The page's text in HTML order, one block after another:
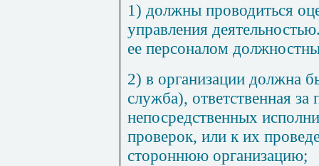
1) должны проводиться
управления
ее персоналом
2) в организации должна
служба), ответственная
непосредственных
проверок, или к их
стороннюю организацию;